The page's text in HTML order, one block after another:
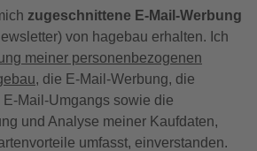
zugeschnittene E-Mail-Werbung
von hagebau erhalten. Ich
meiner personenbezogenen
, die E-Mail-Werbung, die
Mail-Umgangs sowie die
und Analyse meiner Kaufdaten,
umfasst, einverstanden.